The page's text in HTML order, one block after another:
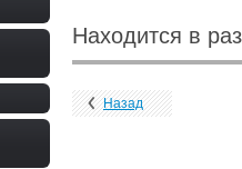
Находится в
Назад